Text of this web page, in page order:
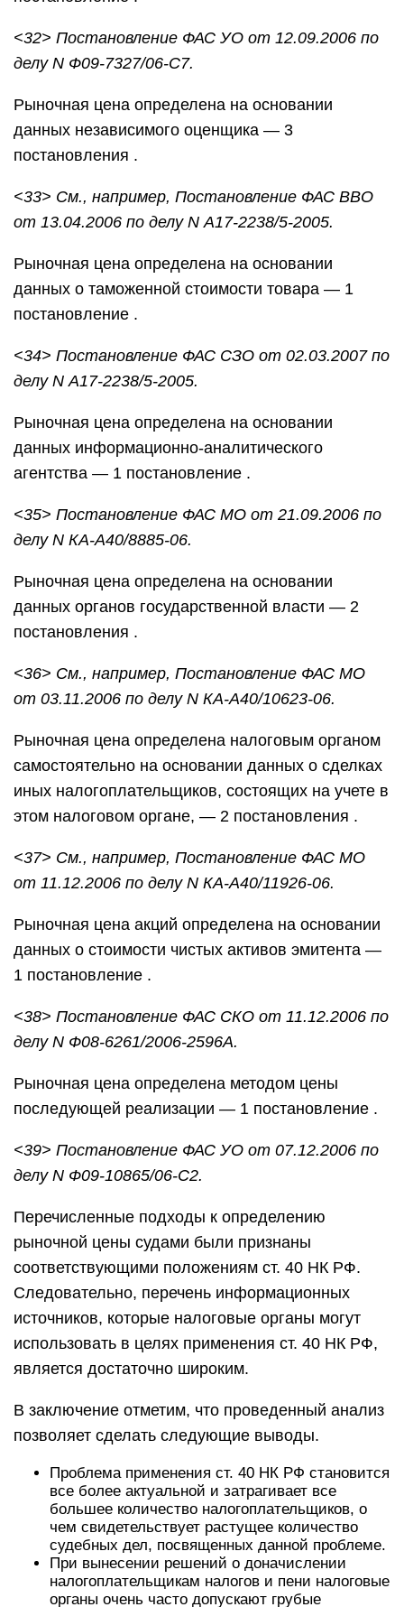
<32> Постановление ФАС УО от 12.09.2006 по
делу N Ф09-7327/06-С7.
Рыночная цена определена на основании
данных независимого оценщика — 3
постановления .
<33> См., например, Постановление ФАС ВВО
от 13.04.2006 по делу N А17-2238/5-2005.
Рыночная цена определена на основании
данных о таможенной стоимости товара — 1
постановление .
<34> Постановление ФАС СЗО от 02.03.2007 по
делу N А17-2238/5-2005.
Рыночная цена определена на основании
данных информационно-аналитического
агентства — 1 постановление .
<35> Постановление ФАС МО от 21.09.2006 по
делу N КА-А40/8885-06.
Рыночная цена определена на основании
данных органов государственной власти — 2
постановления .
<36> См., например, Постановление ФАС МО
от 03.11.2006 по делу N КА-А40/10623-06.
Рыночная цена определена налоговым органом
самостоятельно на основании данных о сделках
иных налогоплательщиков, состоящих на учете в
этом налоговом органе, — 2 постановления .
<37> См., например, Постановление ФАС МО
от 11.12.2006 по делу N КА-А40/11926-06.
Рыночная цена акций определена на основании
данных о стоимости чистых активов эмитента —
1 постановление .
<38> Постановление ФАС СКО от 11.12.2006 по
делу N Ф08-6261/2006-2596А.
Рыночная цена определена методом цены
последующей реализации — 1 постановление .
<39> Постановление ФАС УО от 07.12.2006 по
делу N Ф09-10865/06-С2.
Перечисленные подходы к определению
рыночной цены судами были признаны
соответствующими положениям ст. 40 НК РФ.
Следовательно, перечень информационных
источников, которые налоговые органы могут
использовать в целях применения ст. 40 НК РФ,
является достаточно широким.
В заключение отметим, что проведенный анализ
позволяет сделать следующие выводы.
Проблема применения ст. 40 НК РФ становится
все более актуальной и затрагивает все
большее количество налогоплательщиков, о
чем свидетельствует растущее количество
судебных дел, посвященных данной проблеме.
При вынесении решений о доначислении
налогоплательщикам налогов и пени налоговые
органы очень часто допускают грубые